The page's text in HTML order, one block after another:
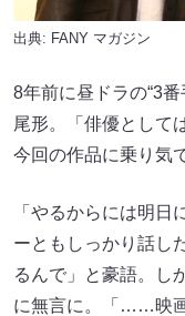
出典: FANY マガジン
8年前に昼ドラの“3
尾形。「俳優として
今回の作品に乗り気
「やるからには明
ーともしっかり話し
るんで」と豪語。し
に無言に。「……映